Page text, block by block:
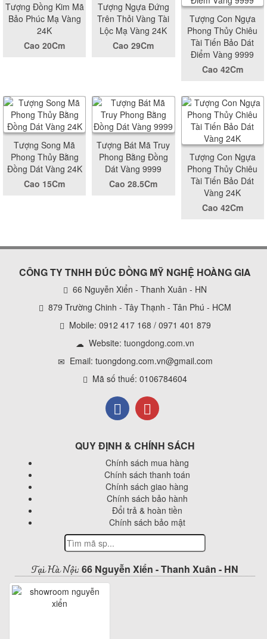
Tượng Đồng Kim Mã
Bảo Phúc Mạ Vàng
24K
Cao 20Cm
Tượng Ngựa Đứng
Trên Thỏi Vàng Tài
Lộc Mạ Vàng 24K
Cao 29Cm
Tượng Con Ngựa
Phong Thủy Chiêu
Tài Tiến Bảo Dát
Điểm Vàng 9999
Cao 42Cm
Tượng Song Mã
Phong Thủy Bằng
Đồng Dát Vàng 24K
Cao 15Cm
Tượng Bát Mã Truy
Phong Bằng Đồng
Dát Vàng 9999
Cao 28.5Cm
Tượng Con Ngựa
Phong Thủy Chiêu
Tài Tiến Bảo Dát
Vàng 24K
Cao 42Cm
CÔNG TY TNHH ĐÚC ĐỒNG MỸ NGHỆ HOÀNG GIA
66 Nguyễn Xiển - Thanh Xuân - HN
879 Trường Chinh - Tây Thạnh - Tân Phú - HCM
Mobile: 0912 417 168 / 0971 401 879
Website: tuongdong.com.vn
Email: tuongdong.com.vn@gmail.com
Mã số thuế: 0106784604
QUY ĐỊNH & CHÍNH SÁCH
Chính sách mua hàng
Chính sách thanh toán
Chính sách giao hàng
Chính sách bảo hành
Đổi trả & hoàn tiền
Chính sách bảo mật
Tại Hà Nội: 66 Nguyễn Xiển - Thanh Xuân - HN